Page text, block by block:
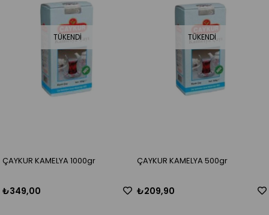
TÜKENDI
ÇAYKUR KAMELYA 1000gr
₺349,00
TÜKENDI
ÇAYKUR KAMELYA 500gr
₺209,90